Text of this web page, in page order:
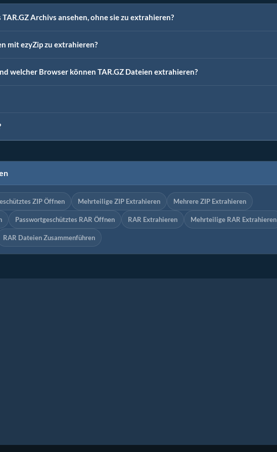
Archivs ansehen, ohne sie zu extrahieren?
mit ezyZip zu extrahieren?
welcher Browser können TAR.GZ Dateien extrahieren?
ZIP Öffnen Mehrteilige ZIP Extrahieren Mehrere ZIP Extrahieren
Passwortgeschütztes RAR Öffnen RAR Extrahieren Mehrteilige RAR Extrahieren
RAR Dateien Zusammenführen